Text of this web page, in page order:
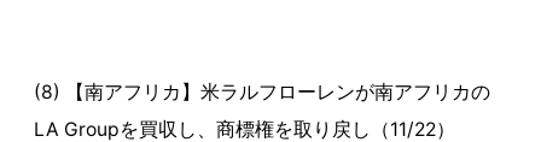
(8) 【南アフリカ】米ラルフローレンが南アフリカの
LA Groupを買収し、商標権を取り戻し（11/22）